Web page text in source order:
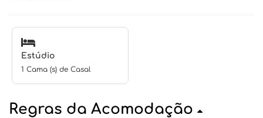
Estúdio
1 Cama (s) de Casal
Regras da Acomodação